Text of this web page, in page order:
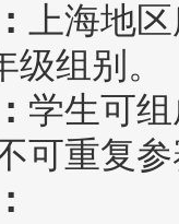
上海地
组别。
学生可
可重复